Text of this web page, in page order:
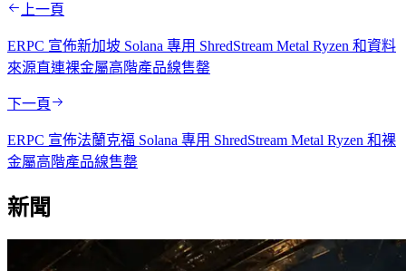
上一頁
ERPC 宣佈新加坡 Solana 專用 ShredStream Metal Ryzen 和資料
來源直連裸金屬高階產品線售罄
下一頁
ERPC 宣佈法蘭克福 Solana 專用 ShredStream Metal Ryzen 和裸
金屬高階產品線售罄
新聞